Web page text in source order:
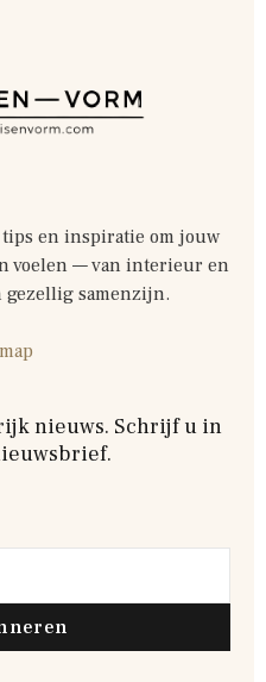
en inspiratie om jouw
voelen — van interieur en
samenzijn.
nieuws. Schrijf u in